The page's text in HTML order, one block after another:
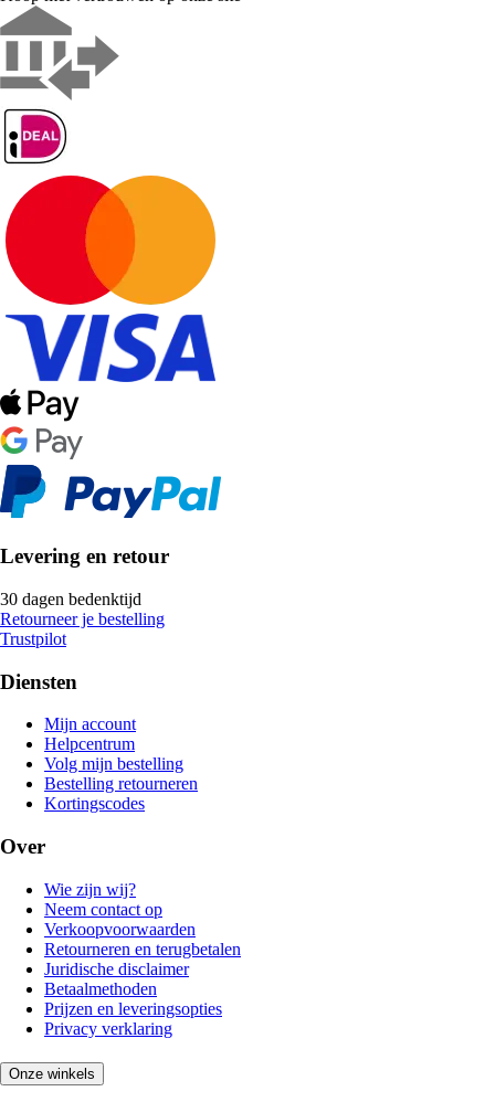
Levering en retour
30 dagen bedenktijd
Retourneer je bestelling
Trustpilot
Diensten
Mijn account
Helpcentrum
Volg mijn bestelling
Bestelling retourneren
Kortingscodes
Over
Wie zijn wij?
Neem contact op
Verkoopvoorwaarden
Retourneren en terugbetalen
Juridische disclaimer
Betaalmethoden
Prijzen en leveringsopties
Privacy verklaring
Onze winkels